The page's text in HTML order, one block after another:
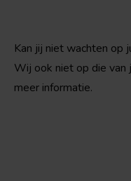
Kan jij niet wachten op
Wij ook niet op die van
meer informatie.